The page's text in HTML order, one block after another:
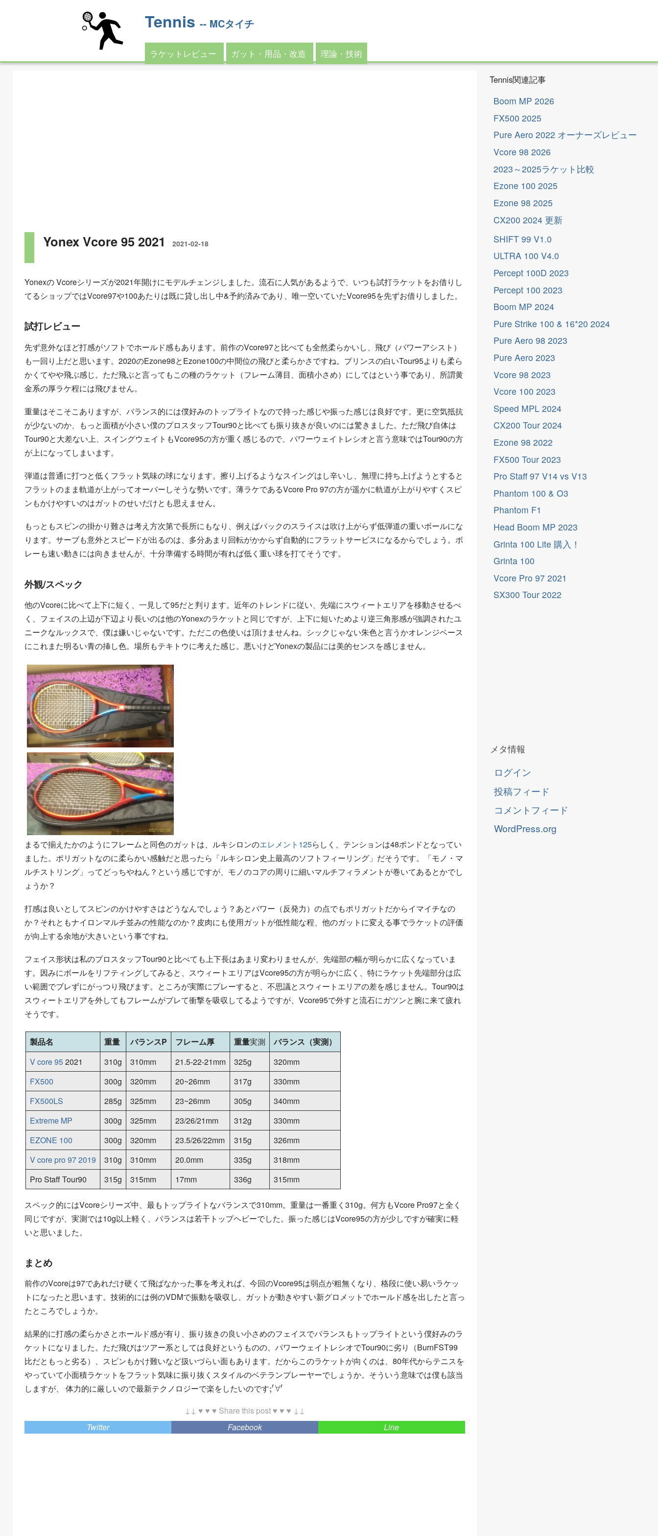
Tennis -- MCタイチ
ラケットレビュー ガット・用品・改造 理論・技術
Yonex Vcore 95 2021 2021-02-18
Yonexの Vcoreシリーズが2021年開けにモデルチェンジしました。流石に人気があるようで、いつも試打ラケットをお借りし
てるショップではVcore97や100あたりは既に貸し出し中&予約済みであり、唯一空いていたVcore95を先ずお借りしました。
試打レビュー
先ず意外なほど打感がソフトでホールド感もあります。前作のVcore97と比べても全然柔らかいし、飛び（パワーアシスト）
も一回り上だと思います。2020のEzone98とEzone100の中間位の飛びと柔らかさですね。プリンスの白いTour95よりも柔ら
かくてやや飛ぶ感じ。ただ飛ぶと言ってもこの種のラケット（フレーム薄目、面積小さめ）にしてはという事であり、所謂黄
金系の厚ラケ程には飛びません。
重量はそこそこありますが、バランス的には僕好みのトップライトなので持った感じや振った感じは良好です。更に空気抵抗
が少ないのか、もっと面積が小さい僕のプロスタッフTour90と比べても振り抜きが良いのには驚きました。ただ飛び自体は
Tour90と大差ない上、スイングウェイトもVcore95の方が重く感じるので、パワーウェイトレシオと言う意味ではTour90の方
が上になってしまいます。
弾道は普通に打つと低くフラット気味の球になります。擦り上げるようなスイングはし辛いし、無理に持ち上げようとすると
フラットのまま軌道が上がってオーバーしそうな勢いです。薄ラケであるVcore Pro 97の方が遥かに軌道が上がりやすくスピ
ンもかけやすいのはガットのせいだけとも思えません。
もっともスピンの掛かり難さは考え方次第で長所にもなり、例えばバックのスライスは吹け上がらず低弾道の重いボールにな
ります。サーブも意外とスピードが出るのは、多分あまり回転がかからず自動的にフラットサービスになるからでしょう。ボ
レーも速い動きには向きませんが、十分準備する時間が有れば低く重い球を打てそうです。
外観/スペック
他のVcoreに比べて上下に短く、一見して95だと判ります。近年のトレンドに従い、先端にスウィートエリアを移動させるべ
く、フェイスの上辺が下辺より長いのは他のYonexのラケットと同じですが、上下に短いためより逆三角形感が強調されたユ
ニークなルックスで、僕は嫌いじゃないです。ただこの色使いは頂けませんね。シックじゃない朱色と言うかオレンジベース
にこれまた明るい青の挿し色。場所もテキトウに考えた感じ。悪いけどYonexの製品には美的センスを感じません。
まるで揃えたかのようにフレームと同色のガットは、ルキシロンのエレメント125らしく、テンションは48ポンドとなってい
ました。ポリガットなのに柔らかい感触だと思ったら「ルキシロン史上最高のソフトフィーリング」だそうです。「モノ・マ
ルチストリング」ってどっちやねん？という感じですが、モノのコアの周りに細いマルチフィラメントが巻いてあるとかでし
ょうか？
打感は良いとしてスピンのかけやすさはどうなんでしょう？あとパワー（反発力）の点でもポリガットだからイマイチなの
か？それともナイロンマルチ並みの性能なのか？皮肉にも使用ガットが低性能な程、他のガットに変える事でラケットの評価
が向上する余地が大きいという事ですね。
フェイス形状は私のプロスタッフTour90と比べても上下長はあまり変わりませんが、先端部の幅が明らかに広くなっていま
す。因みにボールをリフティングしてみると、スウィートエリアはVcore95の方が明らかに広く、特にラケット先端部分は広
い範囲でブレずにがっつり飛びます。ところが実際にプレーすると、不思議とスウィートエリアの差を感じません。Tour90は
スウィートエリアを外してもフレームがブレて衝撃を吸収してるようですが、Vcore95で外すと流石にガツンと腕に来て疲れ
そうです。
製品名 重量 バランスP フレーム厚 重量実 測
実測
バランス（実測）
V core 952021 310g 310mm 21.5-22-21mm 325g
320mm
FX500
300g 320mm 20~26mm 317g
330mm
FX500LS
285g 325mm 23~26mm 305g
340mm
Extreme MP
300g 325mm 23/26/21mm 312g
330mm
EZONE 100
300g 320mm 23.5/26/22mm 315g
326mm
V core pro 97 2019
310g 310mm 20.0mm 335g
318mm
Pro Staff Tour90
315g 315mm 17mm 336g 315mm
スペック的にはVcoreシリーズ中、最もトップライトなバランスで310mm。重量は一番重く310g。何方もVcore Pro97と全く
同じですが、実測では10g以上軽く、パランスは若干トップヘビーでした。振った感じはVcore95の方が少しですが確実に軽
いと思いました。
まとめ
前作のVcoreは97であれだけ硬くて飛ばなかった事を考えれば、今回のVcore95は弱点が粗無くなり、格段に使い易いラケッ
トになったと思います。技術的には例のVDMで振動を吸収し、ガットが動きやすい新グロメットでホールド感を出したと言っ
たところでしょうか。
結果的に打感の柔らかさとホールド感が有り、振り抜きの良い小さめのフェイスでバランスもトップライトという僕好みのラ
ケットになりました。ただ飛びはツアー系としては良好というものの、パワーウェイトレシオでTour90に劣り（BurnFST99
比だともっと劣る）、スピンもかけ難いなど扱いづらい面もあります。だからこのラケットが向くのは、80年代からテニスを
やっていて小面積ラケットをフラット気味に振り抜くスタイルのベテランプレーヤーでしょうか。そういう意味では僕も該当
しますが、 体力的に厳しいので最新テクノロジーで楽をしたいのです
;′ ∀′
↓↓ ♥ ♥ ♥ Share this post ♥ ♥ ♥ ↓↓
Twitter
Facebook Line
Tennis関連記事
Boom MP 2026
FX500 2025
Pure Aero 2022 オーナーズレビュー
Vcore 98 2026
2023～2025ラケット比較
Ezone 100 2025
Ezone 98 2025
CX200 2024
更 新
SHIFT 99 V1.0
ULTRA 100 V4.0
Percept 100D 2023
Percept 100 2023
Boom MP 2024
Pure Strike 100 & 16*20 2024
Pure Aero 98 2023
Pure Aero 2023
Vcore 98 2023
Vcore 100 2023
Speed MPL 2024
CX200 Tour 2024
Ezone 98 2022
FX500 Tour 2023
Pro Staff 97 V14 vs V13
Phantom 100 & O3
Phantom F1
Head Boom MP 2023
Grinta 100 Lite 購入！
Grinta 100
Vcore Pro 97 2021
SX300 Tour 2022
メタ情報
ログイン
投稿フィード
コメントフィード
WordPress.org